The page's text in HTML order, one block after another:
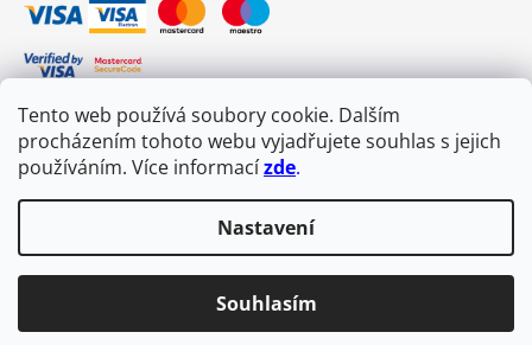
Tento web používá soubory cookie. Dalším
procházením tohoto webu vyjadřujete souhlas s jejich
používáním. Více informacízde.
Nastavení
Souhlasím
e-Salon Dřizgová. Všechna práva vyhrazena.